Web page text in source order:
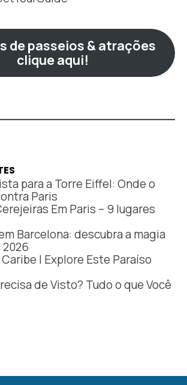
de passeios & atrações
clique aqui!
para a Torre Eiffel: Onde o
Paris
Em Paris – 9 lugares
Barcelona: descubra a magia
| Explore Este Paraíso
de Visto? Tudo o que Você